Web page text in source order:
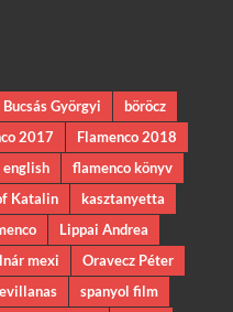
Bucsás Györgyi
böröcz
2017
Flamenco 2018
english
flamenco könyv
Katalin
kasztanyetta
Lippai Andrea
mexi
Oravecz Péter
spanyol film